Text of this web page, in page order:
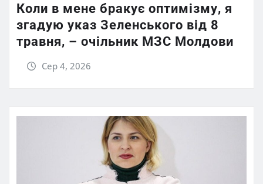
Коли в мене бракує оптимізму, я
згадую указ Зеленського від 8
травня, – очільник МЗС Молдови
Сер 4, 2026